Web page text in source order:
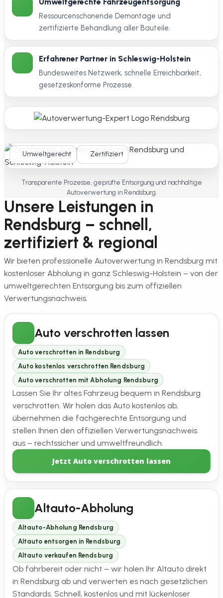
Ressourcenschonende Demontage und
zertifizierte Behandlung aller Bauteile.
Erfahrener Partner in Schleswig-Holstein
Bundesweites Netzwerk, schnelle Erreichbarkeit,
gesetzeskonforme Prozesse.
Umweltgerecht Zertifiziert
Transparente Prozesse, geprüfte Entsorgung und nachhaltige
Autoverwertung in Rendsburg.
Unsere Leistungen in
Rendsburg – schnell,
zertifiziert & regional
Wir bieten professionelle Autoverwertung in Rendsburg mit
kostenloser Abholung in ganz Schleswig-Holstein – von der
umweltgerechten Entsorgung bis zum offiziellen
Verwertungsnachweis.
Auto verschrotten lassen
Auto verschrotten in Rendsburg
Auto kostenlos verschrotten Rendsburg
Auto verschrotten mit Abholung Rendsburg
Lassen Sie Ihr altes Fahrzeug bequem in Rendsburg
verschrotten. Wir holen das Auto kostenlos ab,
übernehmen die fachgerechte Entsorgung und
stellen Ihnen den offiziellen Verwertungsnachweis
aus – rechtssicher und umweltfreundlich.
Jetzt Auto verschrotten lassen
Altauto-Abholung
Altauto-Abholung Rendsburg
Altauto entsorgen in Rendsburg
Altauto verkaufen Rendsburg
Ob fahrbereit oder nicht – wir holen Ihr Altauto direkt
in Rendsburg ab und verwerten es nach gesetzlichen
Standards. Schnell, kostenlos und mit lückenloser